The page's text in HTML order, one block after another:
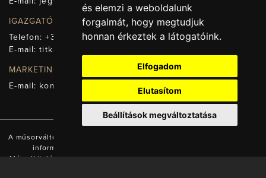
és elemzi a weboldalunk
forgalmát, hogy megtudjuk
honnan érkeztek a látogatóink.
Elfogadom
Elutasítom
Beállítások megváltoztatása
IGAZGATÓSÁG, TITKÁRSÁG
Telefon:+36 72 512-671
E-mail:titkarsag@pnsz.hu
MARKETING, SAJTÓ, KOMMUNIKÁCIÓ
E-mail: kommunikacio@pnsz.hu
A műsorváltozás jogát fenntartjuk! A honlapon található valamennyi
információ a Pécsi Nemzeti Színház tulajdonát képezi.
Másodközlésük a tulajdonos engedélyével és forrás (www.pnsz.hu)